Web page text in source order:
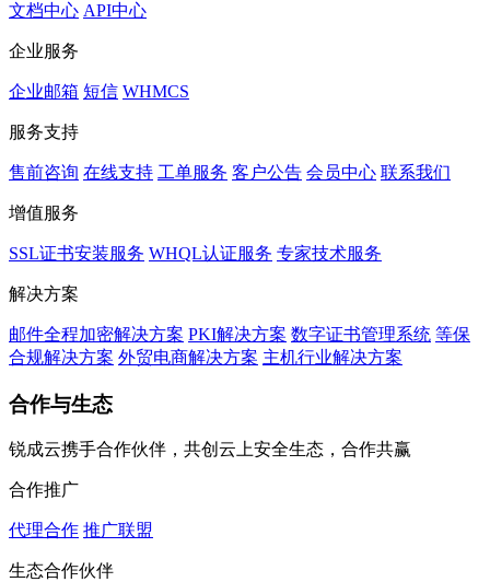
文档中心 API中心
企业服务
企业邮箱 短信 WHMCS
服务支持
售前咨询 在线支持 工单服务 客户公告 会员中心 联系我们
增值服务
SSL证书安装服务 WHQL认证服务 专家技术服务
解决方案
邮件全程加密解决方案 PKI解决方案 数字证书管理系统 等保
合规解决方案 外贸电商解决方案 主机行业解决方案
合作与生态
锐成云携手合作伙伴，共创云上安全生态，合作共赢
合作推广
代理合作 推广联盟
生态合作伙伴